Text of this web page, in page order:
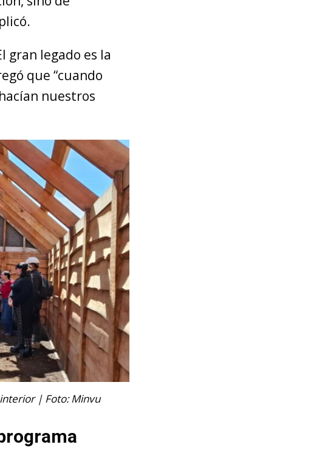
gran legado es la
que “cuando
nuestros
| Foto: Minvu